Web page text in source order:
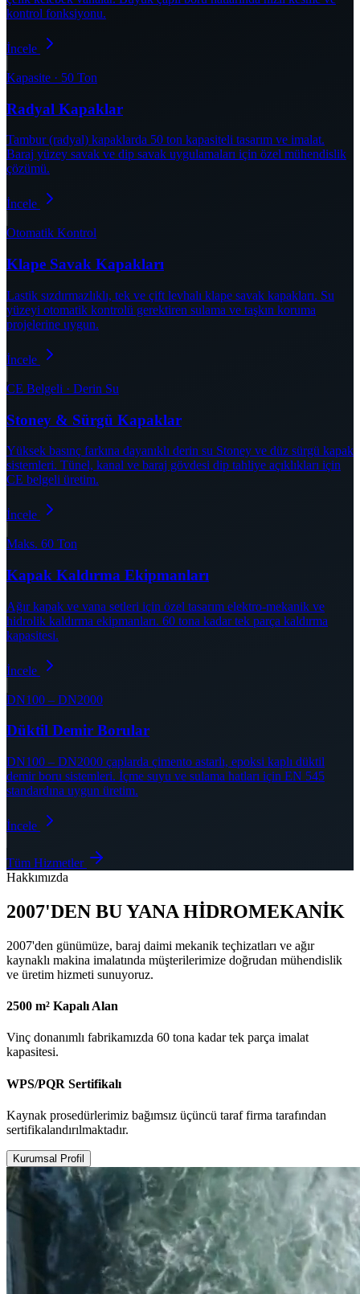
kontrol fonksiyonu.
İncele
Kapasite · 50 Ton
Radyal Kapaklar
Tambur (radyal) kapaklarda 50 ton kapasiteli tasarım ve imalat.
Baraj yüzey savak ve dip savak uygulamaları için özel mühendislik
çözümü.
İncele
Otomatik Kontrol
Klape Savak Kapakları
Lastik sızdırmazlıklı, tek ve çift levhalı klape savak kapakları. Su
yüzeyi otomatik kontrolü gerektiren sulama ve taşkın koruma
projelerine uygun.
İncele
CE Belgeli · Derin Su
Stoney & Sürgü Kapaklar
Yüksek basınç farkına dayanıklı derin su Stoney ve düz sürgü kapak
sistemleri. Tünel, kanal ve baraj gövdesi dip tahliye açıklıkları için
CE belgeli üretim.
İncele
Maks. 60 Ton
Kapak Kaldırma Ekipmanları
Ağır kapak ve vana setleri için özel tasarım elektro-mekanik ve
hidrolik kaldırma ekipmanları. 60 tona kadar tek parça kaldırma
kapasitesi.
İncele
DN100 – DN2000
Düktil Demir Borular
DN100 – DN2000 çaplarda çimento astarlı, epoksi kaplı düktil
demir boru sistemleri. İçme suyu ve sulama hatları için EN 545
standardına uygun üretim.
İncele
Tüm Hizmetler
Hakkımızda
2007'DEN BU YANA HİDROMEKANİK
2007'den günümüze, baraj daimi mekanik teçhizatları ve ağır
kaynaklı makina imalatında müşterilerimize doğrudan mühendislik
ve üretim hizmeti sunuyoruz.
2500 m² Kapalı Alan
Vinç donanımlı fabrikamızda 60 tona kadar tek parça imalat
kapasitesi.
WPS/PQR Sertifikalı
Kaynak prosedürlerimiz bağımsız üçüncü taraf firma tarafından
sertifikalandırılmaktadır.
Kurumsal Profil